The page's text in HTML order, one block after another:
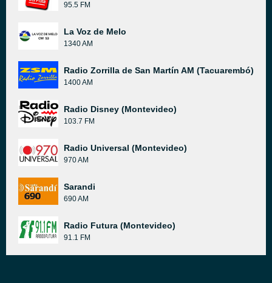
95.5 FM
La Voz de Melo
1340 AM
Radio Zorrilla de San Martín AM (Tacuarembó)
1400 AM
Radio Disney (Montevideo)
103.7 FM
Radio Universal (Montevideo)
970 AM
Sarandi
690 AM
Radio Futura (Montevideo)
91.1 FM